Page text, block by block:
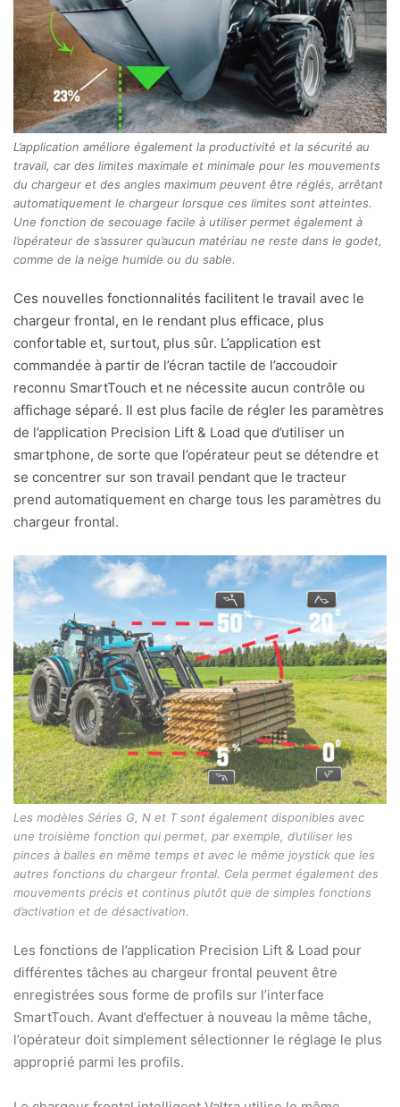
L’application améliore également la productivité et la sécurité au
travail, car des limites maximale et minimale pour les mouvements
du chargeur et des angles maximum peuvent être réglés, arrêtant
automatiquement le chargeur lorsque ces limites sont atteintes.
Une fonction de secouage facile à utiliser permet également à
l’opérateur de s’assurer qu’aucun matériau ne reste dans le godet,
comme de la neige humide ou du sable.
Ces nouvelles fonctionnalités facilitent le travail avec le
chargeur frontal, en le rendant plus efficace, plus
confortable et, surtout, plus sûr. L’application est
commandée à partir de l’écran tactile de l’accoudoir
reconnu SmartTouch et ne nécessite aucun contrôle ou
affichage séparé. Il est plus facile de régler les paramètres
de l’application Precision Lift & Load que d’utiliser un
smartphone, de sorte que l’opérateur peut se détendre et
se concentrer sur son travail pendant que le tracteur
prend automatiquement en charge tous les paramètres du
chargeur frontal.
Les modèles Séries G, N et T sont également disponibles avec
une troisième fonction qui permet, par exemple, d’utiliser les
pinces à balles en même temps et avec le même joystick que les
autres fonctions du chargeur frontal. Cela permet également des
mouvements précis et continus plutôt que de simples fonctions
d’activation et de désactivation.
Les fonctions de l’application Precision Lift & Load pour
différentes tâches au chargeur frontal peuvent être
enregistrées sous forme de profils sur l’interface
SmartTouch. Avant d’effectuer à nouveau la même tâche,
l’opérateur doit simplement sélectionner le réglage le plus
approprié parmi les profils.